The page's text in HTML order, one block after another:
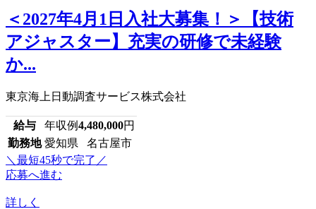
＜2027年4月1日入社大募集！＞【技術
アジャスター】充実の研修で未経験
か...
東京海上日動調査サービス株式会社
給与 年収例4,480,000円
勤務地 愛知県 名古屋市
＼最短45秒で完了／
応募へ進む
詳しく